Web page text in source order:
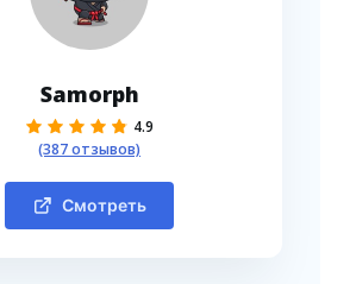
Samorph
4.9
(387 отзывов)
Смотреть